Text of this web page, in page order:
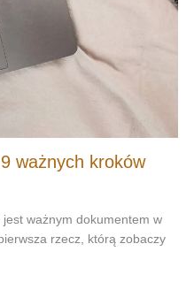
ważnych kroków
ważnym dokumentem w
rzecz, którą zobaczy